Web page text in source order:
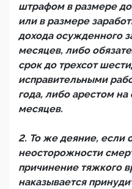
штрафом в размере
или в размере
дохода осужденного
месяцев, либо
срок до трехсот
исправительными
года, либо арестом на
месяцев.
2. То же деяние, если
неосторожности
причинение тяжкого
наказывается